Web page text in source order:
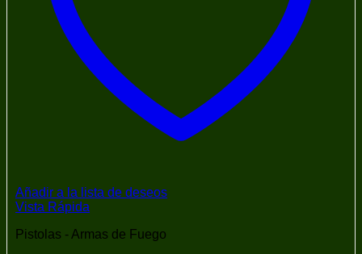
Añadir a la lista de deseos
Vista Rápida
Pistolas - Armas de Fuego